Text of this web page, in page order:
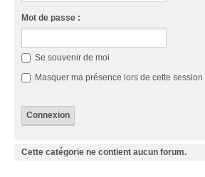
Mot de passe :
Se souvenir de moi
Masquer ma présence lors de cette session
Cette catégorie ne contient aucun forum.